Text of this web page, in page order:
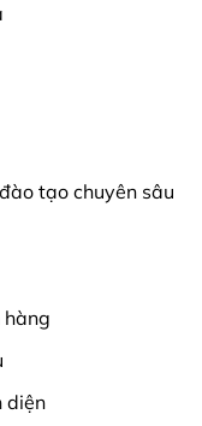
tạo chuyên sâu
hàng
diện